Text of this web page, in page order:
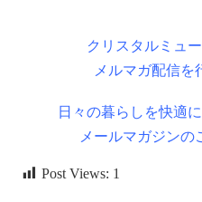
クリスタルミュ
メルマガ配信を
日々の暮らしを快適
メールマガジンの
Post Views: 1